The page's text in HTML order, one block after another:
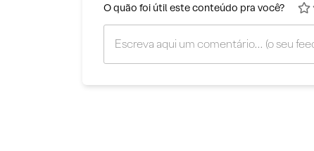
O quão foi útil este conteúdo pra você?